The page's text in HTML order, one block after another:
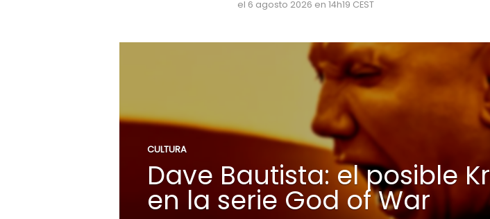
el 6 agosto 2026 en 14h19 CEST
CULTURA
Dave Bautista: el posible
en la serie God of War